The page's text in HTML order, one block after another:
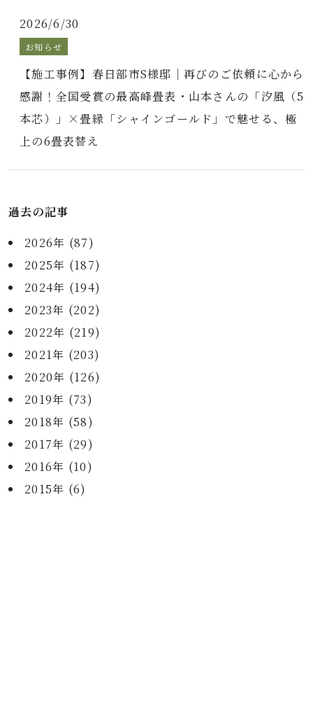
2026/6/30
お知らせ
【施工事例】春日部市S様邸｜再びのご依頼に心から
感謝！全国受賞の最高峰畳表・山本さんの「汐風（5
本芯）」×畳縁「シャインゴールド」で魅せる、極
上の6畳表替え
過去の記事
2026年 (87)
2025年 (187)
2024年 (194)
2023年 (202)
2022年 (219)
2021年 (203)
2020年 (126)
2019年 (73)
2018年 (58)
2017年 (29)
2016年 (10)
2015年 (6)